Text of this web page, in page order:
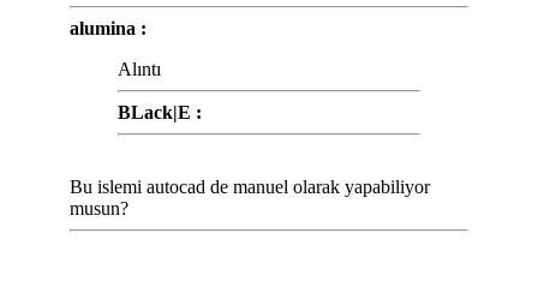
alumina :
Alıntı
BLack|E :
Bu islemi autocad de manuel olarak yapabiliyor
musun?